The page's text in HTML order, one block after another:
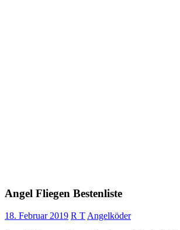
Angel Fliegen Bestenliste
18. Februar 2019 R TAngelköder